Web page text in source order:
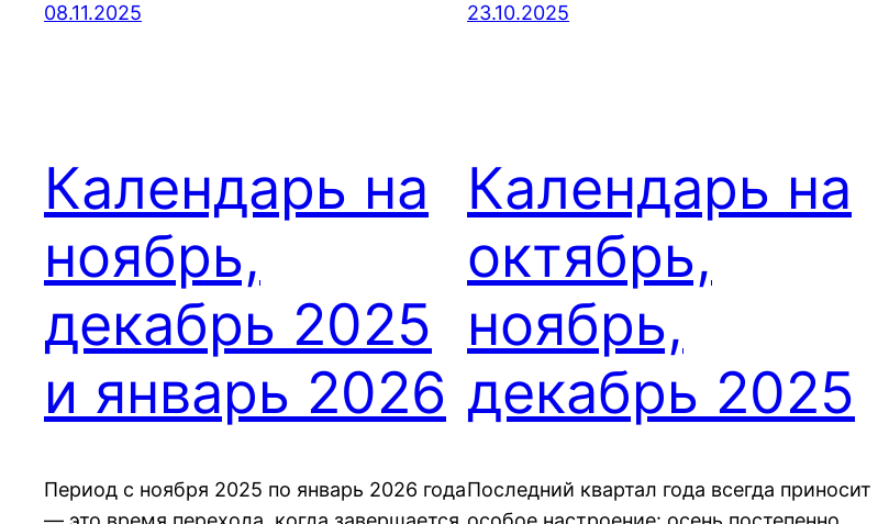
08.11.2025
23.10.2025
Календарь на
ноябрь,
декабрь 2025
и январь 2026
Период с ноября 2025 по январь 2026 года
Календарь на
октябрь,
ноябрь,
декабрь 2025
Последний квартал года всегда приносит